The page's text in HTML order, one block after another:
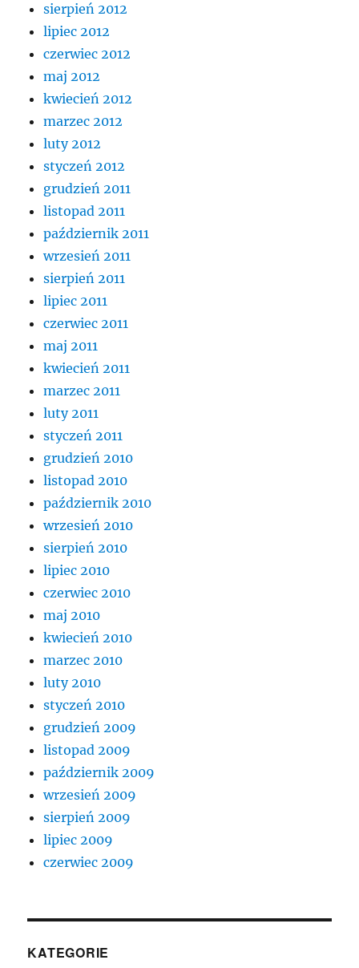
sierpień 2012
lipiec 2012
czerwiec 2012
maj 2012
kwiecień 2012
marzec 2012
luty 2012
styczeń 2012
grudzień 2011
listopad 2011
październik 2011
wrzesień 2011
sierpień 2011
lipiec 2011
czerwiec 2011
maj 2011
kwiecień 2011
marzec 2011
luty 2011
styczeń 2011
grudzień 2010
listopad 2010
październik 2010
wrzesień 2010
sierpień 2010
lipiec 2010
czerwiec 2010
maj 2010
kwiecień 2010
marzec 2010
luty 2010
styczeń 2010
grudzień 2009
listopad 2009
październik 2009
wrzesień 2009
sierpień 2009
lipiec 2009
czerwiec 2009
KATEGORIE